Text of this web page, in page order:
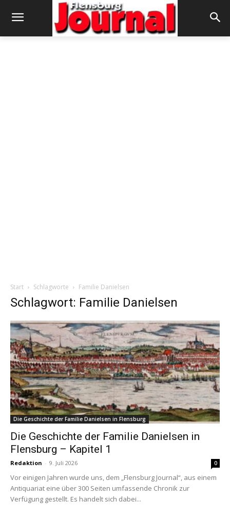
Start Schlagworte Familie Danielsen
Schlagwort: Familie Danielsen
Die Geschichte der Familie Danielsen in Flensburg
Die Geschichte der Familie Danielsen in
Flensburg – Kapitel 1
Redaktion - 9. Juli 2026 0
Vor einigen Jahren wurde uns, dem „Flensburg Journal“, aus einem
Antiquariat eine über 300 Seiten umfassende Chronik zur
Verfügung gestellt. Es handelt sich dabei...